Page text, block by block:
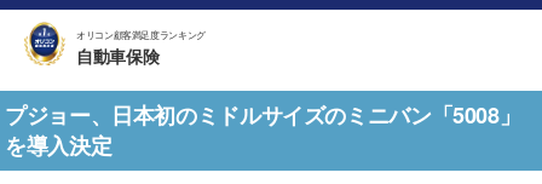
オリコン顧客満足度ランキング
自動車保険
プジョー、日本初のミドルサイズのミニバン「5008」
を導入決定